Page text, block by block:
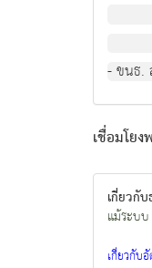
- ขนธ.
เชื่อมโย
เกี่ยวกั
แม้ระบ
เกี่ยวกับ